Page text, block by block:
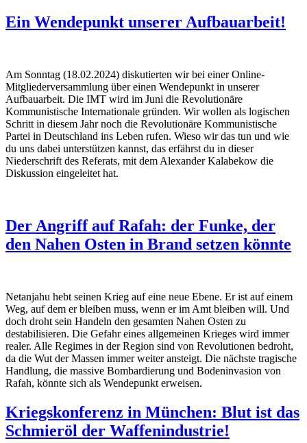
Ein Wendepunkt unserer Aufbauarbeit!
Am Sonntag (18.02.2024) diskutierten wir bei einer Online-
Mitgliederversammlung über einen Wendepunkt in unserer
Aufbauarbeit. Die IMT wird im Juni die Revolutionäre
Kommunistische Internationale gründen. Wir wollen als logischen
Schritt in diesem Jahr noch die Revolutionäre Kommunistische
Partei in Deutschland ins Leben rufen. Wieso wir das tun und wie
du uns dabei unterstützen kannst, das erfährst du in dieser
Niederschrift des Referats, mit dem Alexander Kalabekow die
Diskussion eingeleitet hat.
Der Angriff auf Rafah: der Funke, der
den Nahen Osten in Brand setzen könnte
Netanjahu hebt seinen Krieg auf eine neue Ebene. Er ist auf einem
Weg, auf dem er bleiben muss, wenn er im Amt bleiben will. Und
doch droht sein Handeln den gesamten Nahen Osten zu
destabilisieren. Die Gefahr eines allgemeinen Krieges wird immer
realer. Alle Regimes in der Region sind von Revolutionen bedroht,
da die Wut der Massen immer weiter ansteigt. Die nächste tragische
Handlung, die massive Bombardierung und Bodeninvasion von
Rafah, könnte sich als Wendepunkt erweisen.
Kriegskonferenz in München: Blut ist das
Schmieröl der Waffenindustrie!